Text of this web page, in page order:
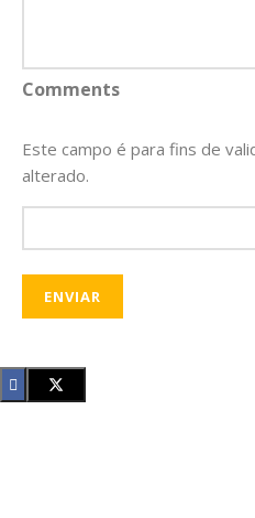
Comments
Este campo é para fins de
alterado.